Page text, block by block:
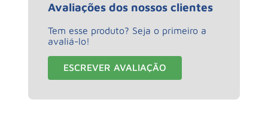
Avaliações dos nossos clientes
Tem esse produto? Seja o primeiro a
avaliá-lo!
ESCREVER AVALIAÇÃO